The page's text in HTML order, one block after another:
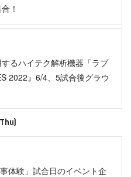
！
るハイテク解析機器「ラプ
2022』6/4、5試合後グラウ
体験」試合日のイベント企